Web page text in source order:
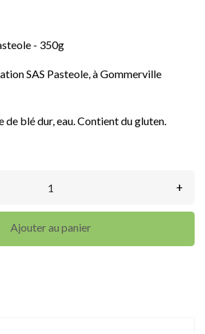
- 350g
SAS Pasteole, à Gommerville
de blé dur, eau. Contient du gluten.
+
Ajouter au panier